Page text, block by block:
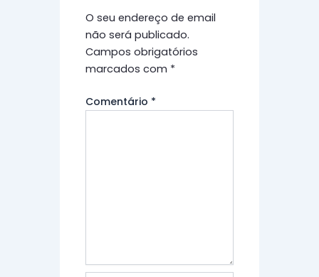
O seu endereço de email
não será publicado.
Campos obrigatórios
marcados com *
Comentário *